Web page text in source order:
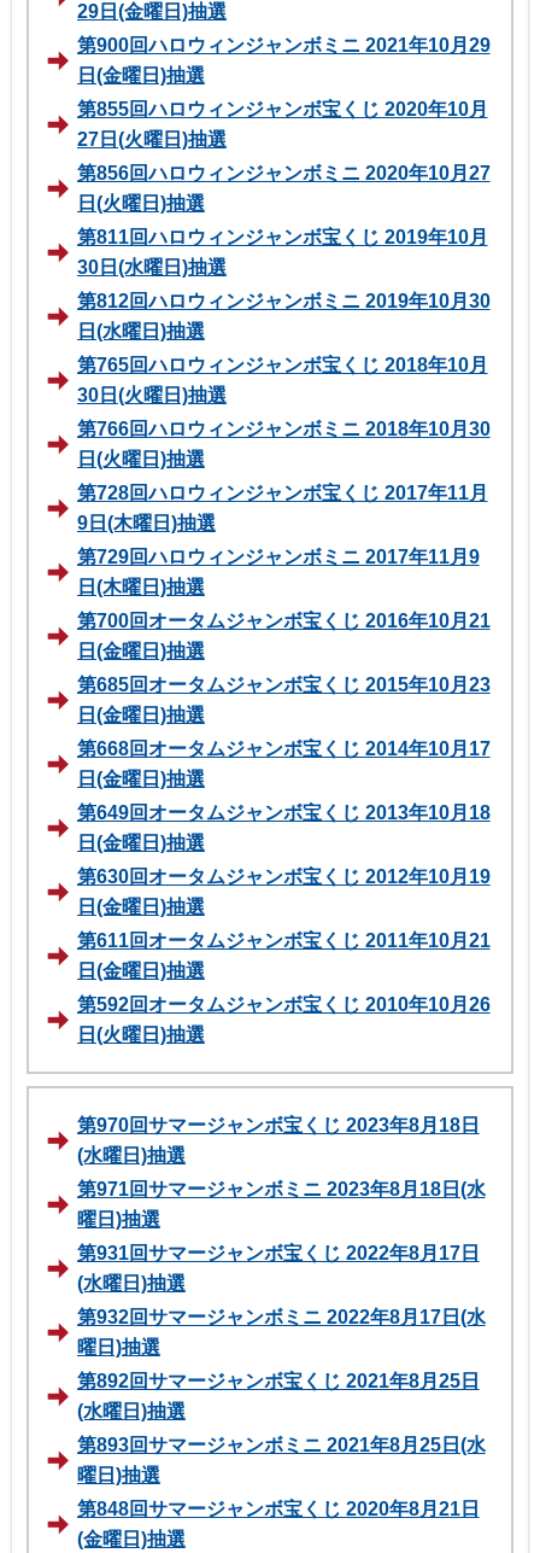
29日(金曜日)抽選
第900回ハロウィンジャンボミニ 2021年10月29
日(金曜日)抽選
第855回ハロウィンジャンボ宝くじ 2020年10月
27日(火曜日)抽選
第856回ハロウィンジャンボミニ 2020年10月27
日(火曜日)抽選
第811回ハロウィンジャンボ宝くじ 2019年10月
30日(水曜日)抽選
第812回ハロウィンジャンボミニ 2019年10月30
日(水曜日)抽選
第765回ハロウィンジャンボ宝くじ 2018年10月
30日(火曜日)抽選
第766回ハロウィンジャンボミニ 2018年10月30
日(火曜日)抽選
第728回ハロウィンジャンボ宝くじ 2017年11月
9日(木曜日)抽選
第729回ハロウィンジャンボミニ 2017年11月9
日(木曜日)抽選
第700回オータムジャンボ宝くじ 2016年10月21
日(金曜日)抽選
第685回オータムジャンボ宝くじ 2015年10月23
日(金曜日)抽選
第668回オータムジャンボ宝くじ 2014年10月17
日(金曜日)抽選
第649回オータムジャンボ宝くじ 2013年10月18
日(金曜日)抽選
第630回オータムジャンボ宝くじ 2012年10月19
日(金曜日)抽選
第611回オータムジャンボ宝くじ 2011年10月21
日(金曜日)抽選
第592回オータムジャンボ宝くじ 2010年10月26
日(火曜日)抽選
第970回サマージャンボ宝くじ 2023年8月18日
(水曜日)抽選
第971回サマージャンボミニ 2023年8月18日(水
曜日)抽選
第931回サマージャンボ宝くじ 2022年8月17日
(水曜日)抽選
第932回サマージャンボミニ 2022年8月17日(水
曜日)抽選
第892回サマージャンボ宝くじ 2021年8月25日
(水曜日)抽選
第893回サマージャンボミニ 2021年8月25日(水
曜日)抽選
第848回サマージャンボ宝くじ 2020年8月21日
(金曜日)抽選